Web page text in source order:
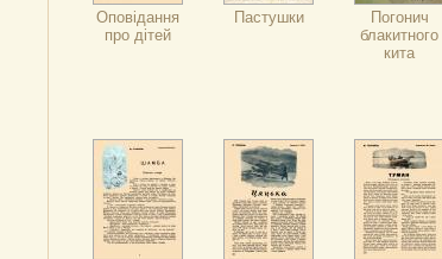
Оповідання
про дітей
Пастушки
Погонич
блакитного
кита